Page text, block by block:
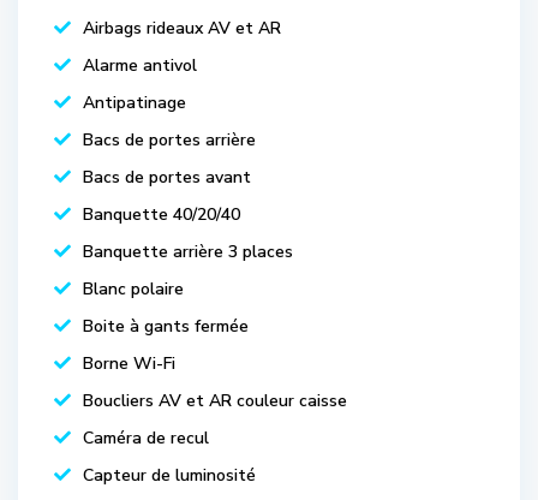
Airbags rideaux AV et AR
Alarme antivol
Antipatinage
Bacs de portes arrière
Bacs de portes avant
Banquette 40/20/40
Banquette arrière 3 places
Blanc polaire
Boite à gants fermée
Borne Wi-Fi
Boucliers AV et AR couleur caisse
Caméra de recul
Capteur de luminosité